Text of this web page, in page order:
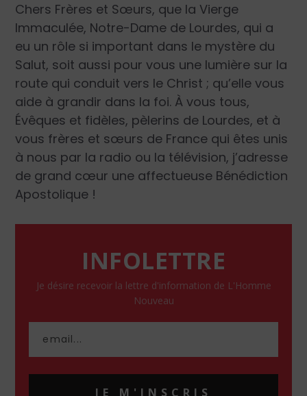
Chers Frères et Sœurs, que la Vierge
Immaculée, Notre-Dame de Lourdes, qui a
eu un rôle si important dans le mystère du
Salut, soit aussi pour vous une lumière sur la
route qui conduit vers le Christ ; qu’elle vous
aide à grandir dans la foi. À vous tous,
Évêques et fidèles, pèlerins de Lourdes, et à
vous frères et sœurs de France qui êtes unis
à nous par la radio ou la télévision, j’adresse
de grand cœur une affectueuse Bénédiction
Apostolique !
INFOLETTRE
Je désire recevoir la lettre d'information de L'Homme
Nouveau
JE M'INSCRIS